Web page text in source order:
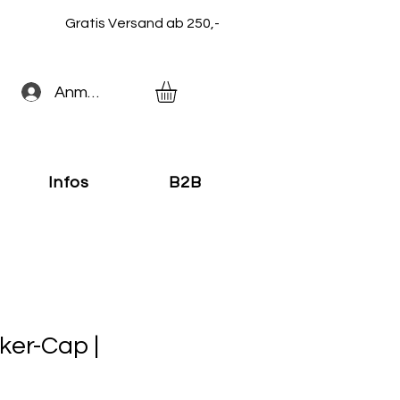
Gratis Versand ab 250,-
Anmelden
Infos B2B
Cap |